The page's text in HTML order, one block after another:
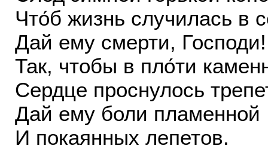
Что́б жизнь случилась в
Дай ему смерти, Господи!
Так, чтобы в пло́ти
Сердце проснулось
Дай ему боли пламенной
И покаянных лепетов.